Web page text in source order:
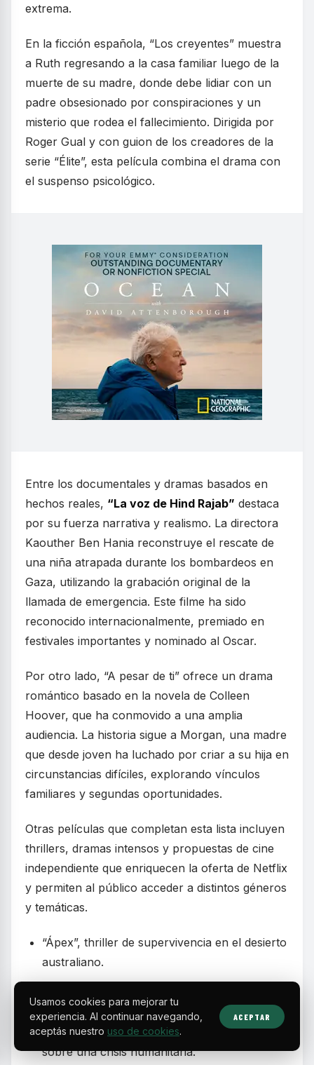
extrema.
En la ficción española, “Los creyentes” muestra
a Ruth regresando a la casa familiar luego de la
muerte de su madre, donde debe lidiar con un
padre obsesionado por conspiraciones y un
misterio que rodea el fallecimiento. Dirigida por
Roger Gual y con guion de los creadores de la
serie “Élite”, esta película combina el drama con
el suspenso psicológico.
Entre los documentales y dramas basados en
hechos reales, “La voz de Hind Rajab” destaca
por su fuerza narrativa y realismo. La directora
Kaouther Ben Hania reconstruye el rescate de
una niña atrapada durante los bombardeos en
Gaza, utilizando la grabación original de la
llamada de emergencia. Este filme ha sido
reconocido internacionalmente, premiado en
festivales importantes y nominado al Oscar.
Por otro lado, “A pesar de ti” ofrece un drama
romántico basado en la novela de Colleen
Hoover, que ha conmovido a una amplia
audiencia. La historia sigue a Morgan, una madre
que desde joven ha luchado por criar a su hija en
circunstancias difíciles, explorando vínculos
familiares y segundas oportunidades.
Otras películas que completan esta lista incluyen
thrillers, dramas intensos y propuestas de cine
independiente que enriquecen la oferta de Netflix
y permiten al público acceder a distintos géneros
y temáticas.
“Ápex”, thriller de supervivencia en el desierto
australiano.
suspenso psicológico.
“La voz de Hind Rajab”, documental dramático
sobre una crisis humanitaria.
Usamos cookies para mejorar tu
experiencia. Al continuar navegando,
aceptás nuestro uso de cookies.
ACEPTAR